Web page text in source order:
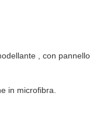
, con pannello
in microfibra.